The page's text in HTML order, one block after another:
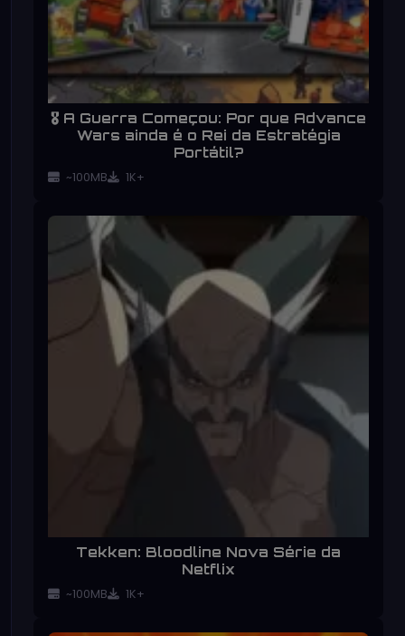
🎖️ A Guerra Começou: Por que Advance
Wars ainda é o Rei da Estratégia
Portátil?
~100MB 1K+
Tekken: Bloodline Nova Série da
Netflix
~100MB 1K+